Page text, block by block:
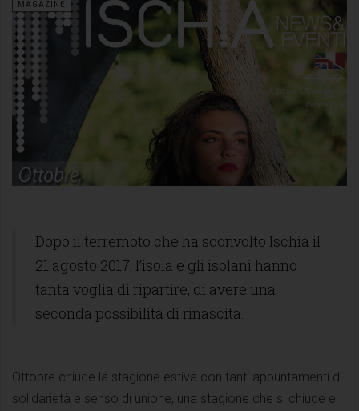
MAGAZINE
Dopo il terremoto che ha sconvolto Ischia il
21 agosto 2017, l’isola e gli isolani hanno
tanta voglia di ripartire, di avere una
seconda possibilità di rinascita.
Ottobre chiude la stagione estiva con tanti appuntamenti di
solidarietà e senso di unione, una stagione che si chiude e